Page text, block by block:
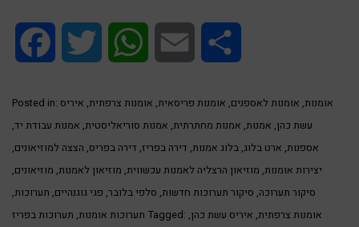
Facebook Twitter WhatsApp Email
Posted in: אומנות, אומנות לאספנים, אומנות פריסאית, אומנות צרפתית, איריס
עשת כהן, אמנות, אמנות מחתרתית, אמנות סוריאליסטית, אמנות עבודת יד,
אספנות, ארט בלוג, בלוג אמנות, דירה בפריז, דירה בפריס, הצצה למוזיאונים,
יצירות אומנות, מוזיאון הרצליה לאמנות עכשווית, מוזיאון לאמנות, מוזיאונים,
סיקור תערוכה, סיקור תערוכות חדשות, סלפי בלובר, פגי גוגנהיים, תערוכות,
תערוכות אומנות, תערוכות בפריז Tagged: אומנות צרפתית, איריס עשת כהן,